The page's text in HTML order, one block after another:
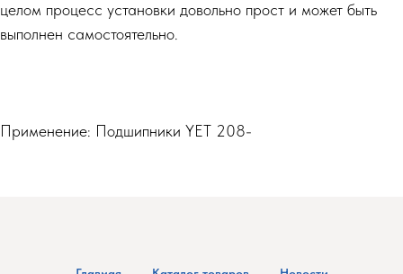
целом процесс установки довольно прост и может быть
выполнен самостоятельно.
Применение: Подшипники YET 208-